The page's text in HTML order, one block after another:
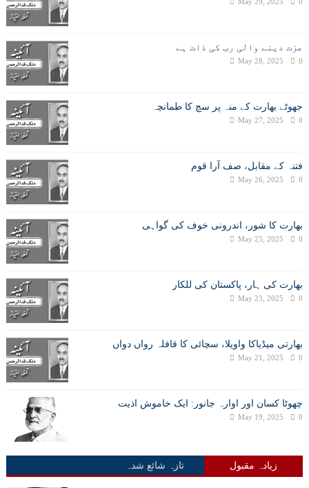
عزت دینے والی رب کی ذات ہے
May 28, 2025 0
جھوٹے بھارت کے منہ پر سچ کا طمانچہ
May 27, 2025 0
فتنہ کے مقابل، صف آرا قوم
May 26, 2025 0
بھارت کا شور، اندرونی خوف کی گواہی
May 25, 2025 0
بھارت کی ہار، پاکستان کی للکار
May 23, 2025 0
بھارتی میڈیاکا واویلا، سچائی کا قافلہ رواں دواں
May 21, 2025 0
چھوٹا کسان اور اوارہ جانور: ایک خاموش اذیت
May 19, 2025 0
زیادہ مقبول تازہ شائع شدہ